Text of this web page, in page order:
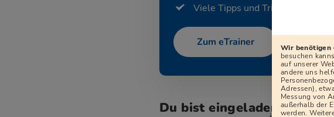
Viele Tipps und Tricks
Zum eTrainer
Du bist eingeladen zum
Wir benötigen
besuchen
auf unserer
andere uns
Adressen),
Messung von
außerhalb der
werden.